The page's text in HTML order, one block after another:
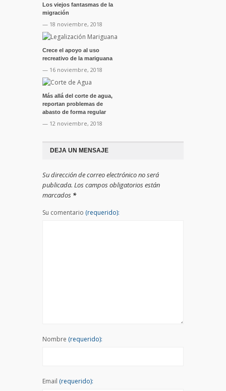
Los viejos fantasmas de la
migración
— 18 noviembre, 2018
Crece el apoyo al uso
recreativo de la mariguana
— 16 noviembre, 2018
Más allá del corte de agua,
reportan problemas de
abasto de forma regular
— 12 noviembre, 2018
DEJA UN MENSAJE
Su dirección de correo electrónico no será
publicada. Los campos obligatorios están
marcados *
Su comentario (requerido):
Nombre (requerido):
Email (requerido):